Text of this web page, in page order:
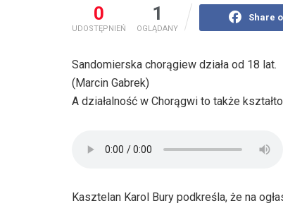
0
UDOSTĘPNIEŃ
1
OGLĄDANY
Share
Sandomierska chorągiew działa od 18 lat.
(Marcin Gabrek)
A działalność w Chorągwi to także
Kasztelan Karol Bury podkreśla, że na